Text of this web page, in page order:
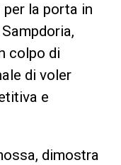
la porta in
colpo di
di voler
e
dimostra